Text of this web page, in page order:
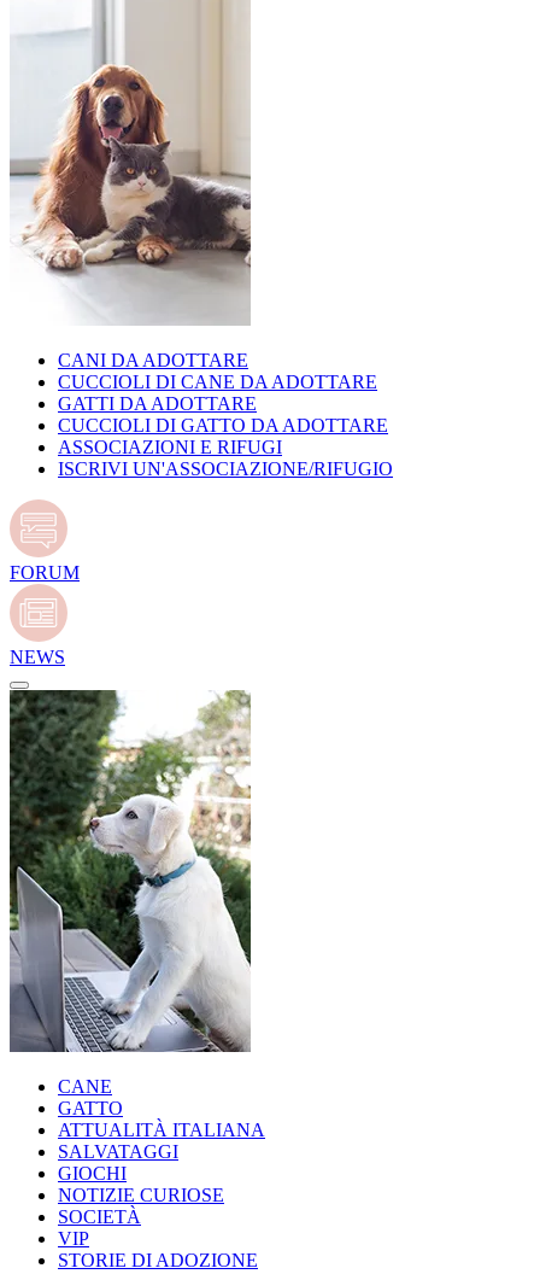
CANI DA ADOTTARE
CUCCIOLI DI CANE DA ADOTTARE
GATTI DA ADOTTARE
CUCCIOLI DI GATTO DA ADOTTARE
ASSOCIAZIONI E RIFUGI
ISCRIVI UN'ASSOCIAZIONE/RIFUGIO
FORUM
NEWS
CANE
GATTO
ATTUALITÀ ITALIANA
SALVATAGGI
GIOCHI
NOTIZIE CURIOSE
SOCIETÀ
VIP
STORIE DI ADOZIONE